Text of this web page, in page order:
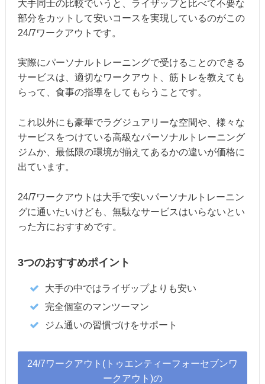
大手同士の比較でいうと、ライザップと比べて不要な
部分をカットして安いコースを実現しているのがこの
24/7ワークアウトです。
実際にパーソナルトレーニングで受けることのできる
サービスは、適切なワークアウト、筋トレを教えても
らって、食事の指導をしてもらうことです。
これ以外にも豪華でラグジュアリーな空間や、様々な
サービスをつけている高級なパーソナルトレーニング
ジムか、最低限の環境が揃えてあるかの違いが価格に
出ています。
24/7ワークアウトは大手で安いパーソナルトレーニン
グに通いたいけども、無駄なサービスはいらないとい
った方におすすめです。
3つのおすすめポイント
大手の中ではライザップよりも安い
完全個室のマンツーマン
ジム通いの習慣づけをサポート
24/7ワークアウト(トゥエンティーフォーセブンワ
ークアウト)の